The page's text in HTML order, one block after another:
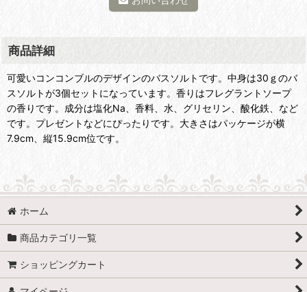
商品詳細
可愛いコンコンブルのデザインのバスソルトです。中身は30ｇのバ
スソルトが3個セットになっています。香りはフレグラントソープ
の香りです。成分は塩化Na、香料、水、グリセリン、酸化鉄、など
です。プレゼントなどにぴったりです。大きさはパッケージが横
7.9cm、縦15.9cm位です。
ホーム
商品カテゴリ一覧
ショッピングカート